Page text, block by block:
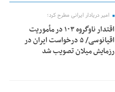
امیر دریادار ایرانی مطرح کرد؛
اقتدار ناوگروه ۱۰۳ در مأموریت‌
اقیانوسی/ ۵ درخواست ایران در
رزمایش میلان تصویب شد